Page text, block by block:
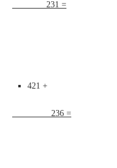
231 =
421 +
236 =